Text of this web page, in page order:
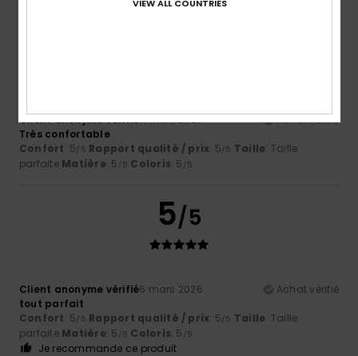
Client anonyme vérifié11 mars 2026
Achat vérifié
Très confortable
Confort: 5/5 Rapport qualité / prix: 5/5 Taille: Taille
parfaite Matière: 5 /5 Coloris: 5 /5
5/5
Client anonyme vérifié6 mars 2026
Achat vérifié
tout parfait
Confort: 5/5 Rapport qualité / prix: 5/5 Taille: Taille
parfaite Matière: 5 /5 Coloris: 5 /5
Je recommande ce produit
VIEW ALL COUNTRIES